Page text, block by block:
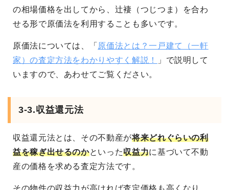
の相場価格を出してから、辻褄（つじつま）を合わ
せる形で原価法を利用することも多いです。
原価法については、「 原価法とは？一戸建て（一軒
家）の査定方法をわかりやすく解説！
」で説明して
いますので、あわせてご覧ください。
3-3.収益還元法
収益還元法とは、その不動産が将来どれぐらいの利
益を稼ぎ出せるのかといった収益力に基づいて不動
産の価格を求める査定方法です。
その物件の収益力が高ければ査定価格も高くなり、